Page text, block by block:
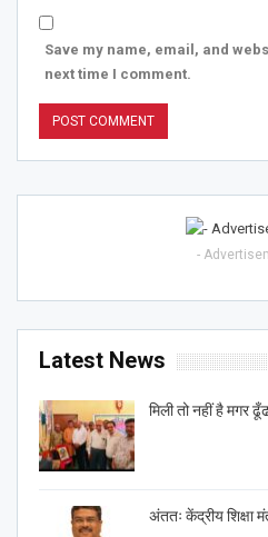
Save my name, email, and
next time I comment.
-
Latest News
मिली तो नहीं है मगर
अंततः केंद्रीय शिक्षा